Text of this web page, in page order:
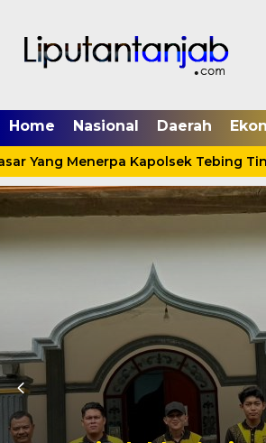
Home Nasional Daerah
Yang Menerpa Kapolsek Tebing